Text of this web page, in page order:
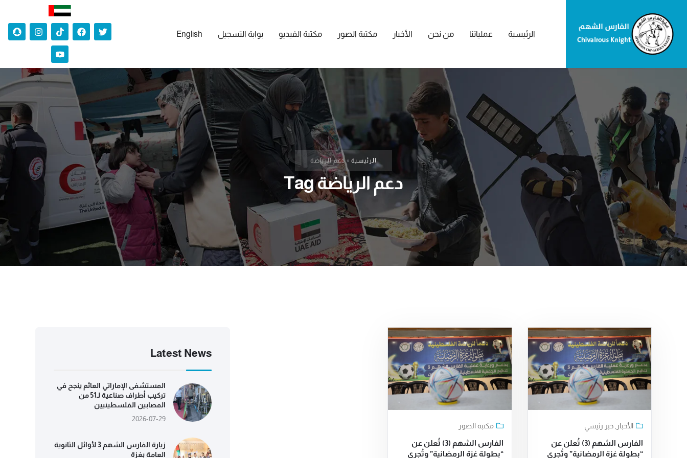
الرئيسية عملياتنا من نحن الأخبار مكتبة الصور مكتبة الفيديو بوابة التسجيل English
الرئيسية »دعم الرياضة
دعم الرياضة Tag
الأخبار خبر رئيسي
الفارس الشهم (3) تُعلن عن
“بطولة غزة الرمضانية” وتُجري
مكتبة الصور
الفارس الشهم (3) تُعلن عن
“بطولة غزة الرمضانية” وتُجري
Latest News
المستشفى الإماراتي العائم ينجح في
تركيب أطراف صناعية لـ51 من
المصابين الفلسطينيين
2026-07-29
زيارة الفارس الشهم 3 لأوائل الثانوية
العامة بغزة